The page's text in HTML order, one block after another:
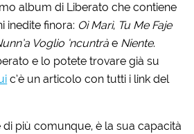
album di Liberato che contiene
inedite finora: Oì Marì, Tu Me Faje
Voglio ‘ncuntrà e Niente.
e lo potete trovare già su
c’è un articolo con tutti i link del
più comunque, è la sua capacità